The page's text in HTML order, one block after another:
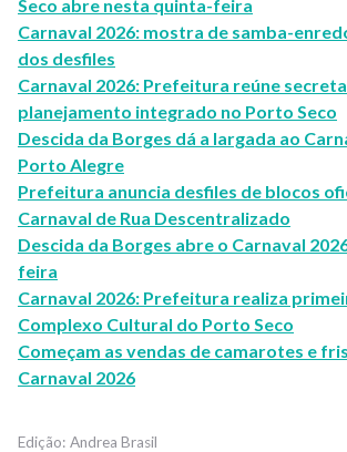
Seco abre nesta quinta-feira
Carnaval 2026: mostra de samba-
dos desfiles
Carnaval 2026: Prefeitura reúne
planejamento integrado no Porto Seco
Descida da Borges dá a largada ao
Porto Alegre
Prefeitura anuncia desfiles de blocos
Carnaval de Rua Descentralizado
Descida da Borges abre o Carnaval
feira
Carnaval 2026: Prefeitura realiza
Complexo Cultural do Porto Seco
Começam as vendas de camarotes e
Carnaval 2026
Andrea Brasil